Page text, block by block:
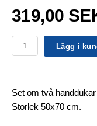
319,00
Lägg i
Set om två
Storlek 50x70 cm.